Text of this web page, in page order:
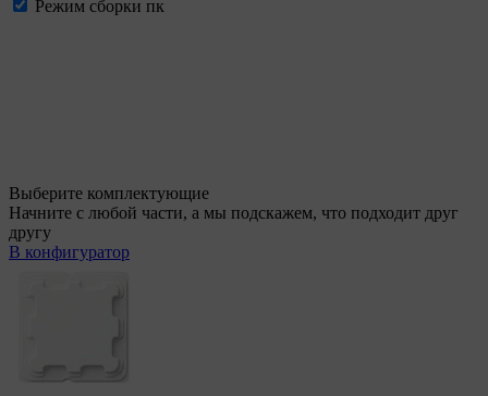
Режим сборки пк
Выберите комплектующие
Начните с любой части, а мы подскажем, что подходит друг
другу
В конфигуратор